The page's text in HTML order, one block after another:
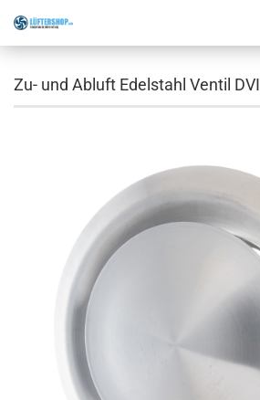
Zu- und Abluft Edelstahl Ventil DVI